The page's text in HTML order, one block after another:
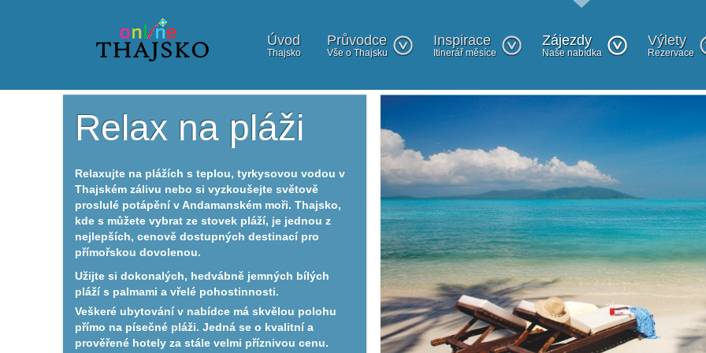
Úvod
Thajsko
Průvodce
Vše o Thajsku
Inspirace
Itinerář měsíce
Zájezdy
Naše nabídka
Výlety
Rezervace
Relax na pláži
Relaxujte na plážích s teplou, tyrkysovou vodou v
Thajském zálivu nebo si vyzkoušejte světově
proslulé potápění v Andamanském moři. Thajsko,
kde s můžete vybrat ze stovek pláží, je jednou z
nejlepších, cenově dostupných destinací pro
přímořskou dovolenou.
Užijte si dokonalých, hedvábně jemných bílých
pláží s palmami a vřelé pohostinnosti.
Veškeré ubytování v nabídce má skvělou polohu
přímo na písečné pláži. Jedná se o kvalitní a
prověřené hotely za stále velmi příznivou cenu.